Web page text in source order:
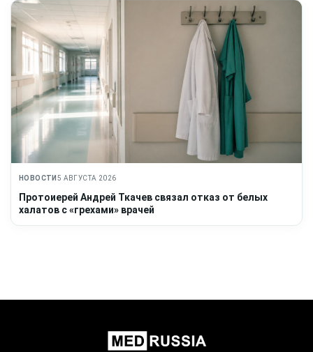
НОВОСТИ 5 АВГУСТА 2026
Протоиерей Андрей Ткачев связал отказ от белых
халатов с «грехами» врачей